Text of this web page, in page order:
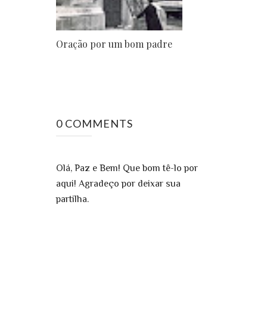
Oração por um bom padre
0 COMMENTS
Olá, Paz e Bem! Que bom tê-lo por
aqui! Agradeço por deixar sua
partilha.